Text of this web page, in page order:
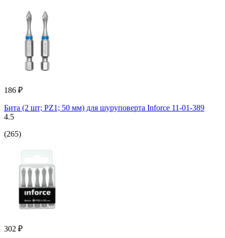
186 ₽
Бита (2 шт; PZ1; 50 мм) для шуруповерта Inforce 11-01-389
4.5
(265)
302 ₽